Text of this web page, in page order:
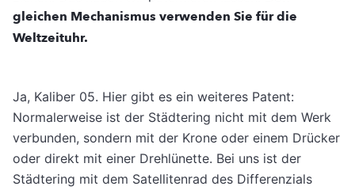
gleichen Mechanismus verwenden Sie für die
Weltzeituhr.
Ja, Kaliber 05. Hier gibt es ein weiteres Patent:
Normalerweise ist der Städtering nicht mit dem Werk
verbunden, sondern mit der Krone oder einem Drücker
oder direkt mit einer Drehlünette. Bei uns ist der
Städtering mit dem Satellitenrad des Differenzials